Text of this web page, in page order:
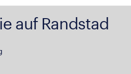
auf Randstad